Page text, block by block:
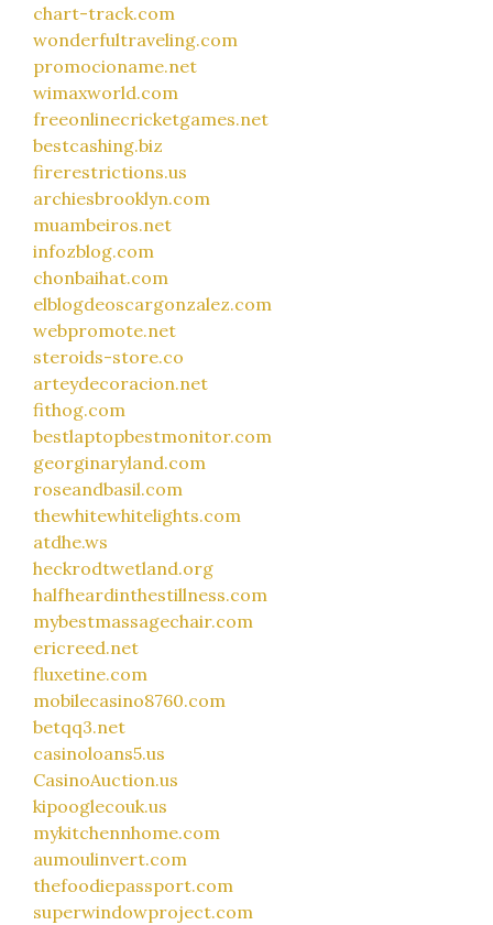
chart-track.com
wonderfultraveling.com
promocioname.net
wimaxworld.com
freeonlinecricketgames.net
bestcashing.biz
firerestrictions.us
archiesbrooklyn.com
muambeiros.net
infozblog.com
chonbaihat.com
elblogdeoscargonzalez.com
webpromote.net
steroids-store.co
arteydecoracion.net
fithog.com
bestlaptopbestmonitor.com
georginaryland.com
roseandbasil.com
thewhitewhitelights.com
atdhe.ws
heckrodtwetland.org
halfheardinthestillness.com
mybestmassagechair.com
ericreed.net
fluxetine.com
mobilecasino8760.com
betqq3.net
casinoloans5.us
CasinoAuction.us
kipooglecouk.us
mykitchennhome.com
aumoulinvert.com
thefoodiepassport.com
superwindowproject.com